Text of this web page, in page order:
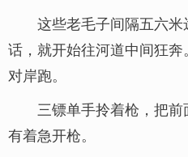
这些老毛子间隔五六
话，就开始往河道中间狂
对岸跑。
三镖单手拎着枪，把
有着急开枪。